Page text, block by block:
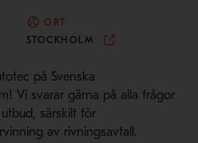
ORT
STOCKHOLM
på Svenska
Vi svarar gärna på alla frågor
särskilt för
av rivningsavfall.